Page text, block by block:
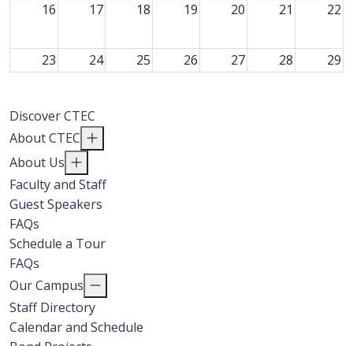
16 17 18 19 20 21 22
23 24 25 26 27 28 29
30 31
Discover CTEC
About CTEC
About Us
Faculty and Staff
Guest Speakers
FAQs
Schedule a Tour
FAQs
Our Campus
Staff Directory
Calendar and Schedule